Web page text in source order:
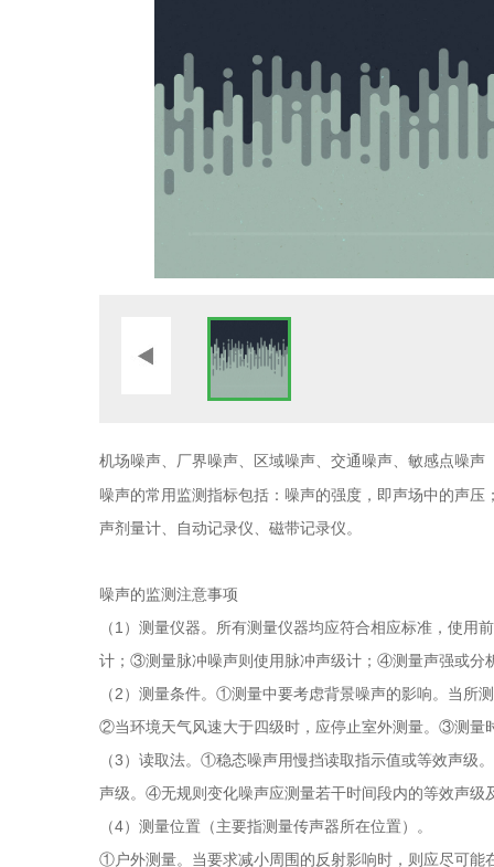
机场噪声、厂界噪声、区域噪声、交通噪声、敏感点噪声
噪声的常用监测指标包括：噪声的强度，即声场中的声
声剂量计、自动记录仪、磁带记录仪。
噪声的监测注意事项
（1）测量仪器。所有测量仪器均应符合相应标准，使
计；③测量脉冲噪声则使用脉冲声级计；④测量声强或分
（2）测量条件。①测量中要考虑背景噪声的影响。当所
②当环境天气风速大于四级时，应停止室外测量。③测量
（3）读取法。①稳态噪声用慢挡读取指示值或等效声
声级。④无规则变化噪声应测量若干时间段内的等效声级
（4）测量位置（主要指测量传声器所在位置）。
①户外测量。当要求减小周围的反射影响时，则应尽可能